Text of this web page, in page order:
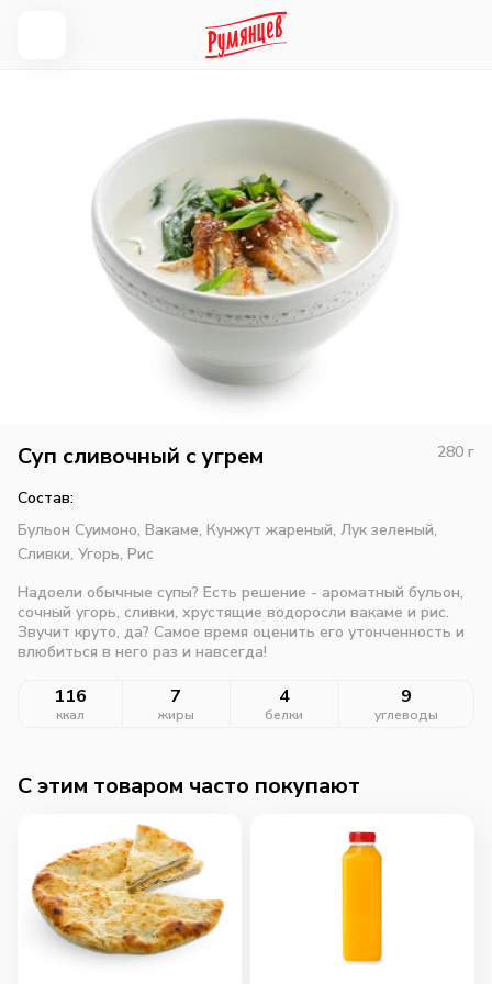
Суп сливочный с угрем 280 г
Состав:
Бульон Суимоно, Вакаме, Кунжут жареный, Лук зеленый,
Сливки, Угорь, Рис
Надоели обычные супы? Есть решение - ароматный бульон,
сочный угорь, сливки, хрустящие водоросли вакаме и рис.
Звучит круто, да? Самое время оценить его утонченность и
влюбиться в него раз и навсегда!
116
ккал
7
жиры
4
белки
9
углеводы
C этим товаром часто покупают